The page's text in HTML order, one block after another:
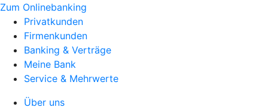
Zum Onlinebanking
Privatkunden
Firmenkunden
Banking & Verträge
Meine Bank
Service & Mehrwerte
Über uns